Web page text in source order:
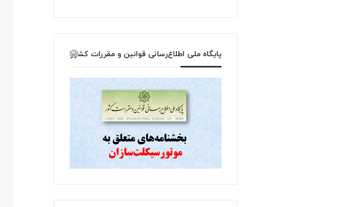
پایگاه ملی اطلاع‌رسانی قوانین و مقررات کشور